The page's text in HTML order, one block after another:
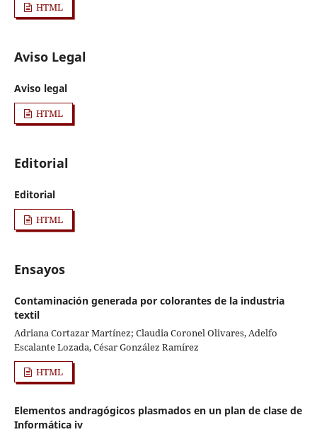
HTML
Aviso Legal
Aviso legal
HTML
Editorial
Editorial
HTML
Ensayos
Contaminación generada por colorantes de la industria
textil
Adriana Cortazar Martínez; Claudia Coronel Olivares, Adelfo
Escalante Lozada, César González Ramírez
HTML
Elementos andragógicos plasmados en un plan de clase de
Informática iv